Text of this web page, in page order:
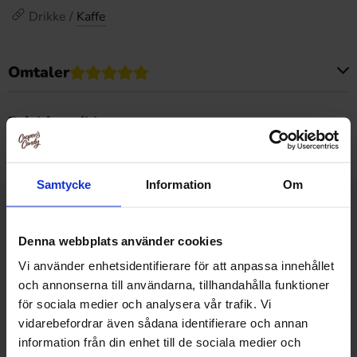
Samtycke Information Om
Denna webbplats använder cookies
Vi använder enhetsidentifierare för att anpassa innehållet
och annonserna till användarna, tillhandahålla funktioner
för sociala medier och analysera vår trafik. Vi
vidarebefordrar även sådana identifierare och annan
information från din enhet till de sociala medier och
Drikke / Kaffe
Omtaler
Prishistorikk
Laveste pris de siste 30 dagene er 22.90 kr (2026-08-07)
Relaterte produkter